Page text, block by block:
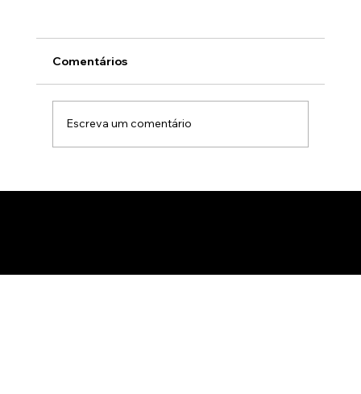
Comentários
Escreva um comentário